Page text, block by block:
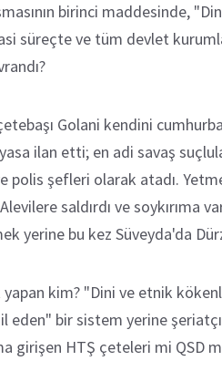
birinci maddesinde,
süreçte ve tüm devlet
Golani kendini
ilan etti; en adi savaş
polis şefleri olarak atadı.
saldırdı ve soykırıma
yerine bu kez Süveyda'da
yapan kim? "Dini ve etnik
eden" bir sistem yerine
girişen HTŞ çeteleri mi QSD